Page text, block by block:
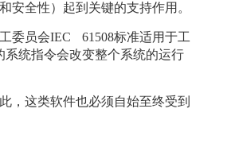
安全性）起到关键的支持作用。
委员会IEC 61508标准适用于工
统指令会改变整个系统的运行
，这类软件也必须自始至终受到